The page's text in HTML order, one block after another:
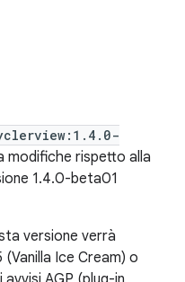
modifiche rispetto alla
1.4.0-beta01
versione verrà
Ice Cream) o